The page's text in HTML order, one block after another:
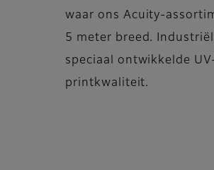
waar ons Acuity-
5 meter breed.
speciaal ontwikkelde
printkwaliteit.